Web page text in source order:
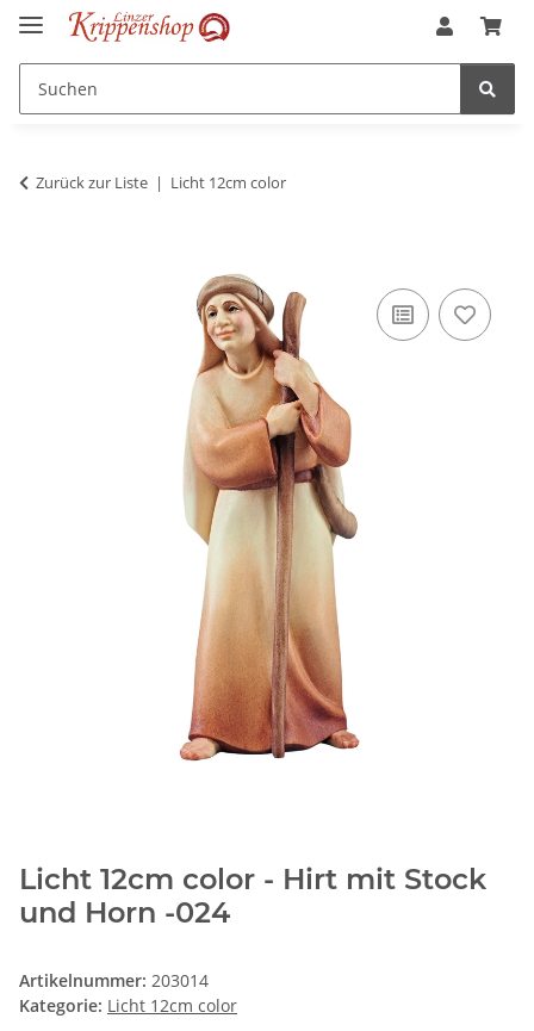
Zurück zur Liste Licht 12cm color
Licht 12cm color - Hirt mit Stock
und Horn -024
Artikelnummer: 203014
Kategorie: Licht 12cm color